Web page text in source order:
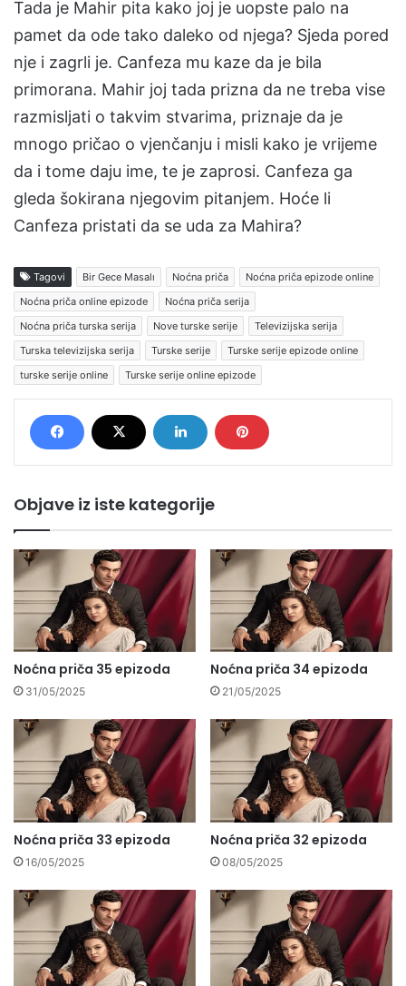
Tada je Mahir pita kako joj je uopste palo na
pamet da ode tako daleko od njega? Sjeda pored
nje i zagrli je. Canfeza mu kaze da je bila
primorana. Mahir joj tada prizna da ne treba vise
razmisljati o takvim stvarima, priznaje da je
mnogo pričao o vjenčanju i misli kako je vrijeme
da i tome daju ime, te je zaprosi. Canfeza ga
gleda šokirana njegovim pitanjem. Hoće li
Canfeza pristati da se uda za Mahira?
Tagovi Bir Gece Masalı Noćna priča
Noćna priča epizode online
Noćna priča online epizode
Noćna priča serija
Noćna priča turska serija
Nove turske serije
Televizijska serija
Turska televizijska serija
Turske serije
Turske serije epizode online
turske serije online
Turske serije online epizode
Objave iz iste kategorije
Noćna priča 35 epizoda
31/05/2025
Noćna priča 34 epizoda
21/05/2025
Noćna priča 33 epizoda
16/05/2025
Noćna priča 32 epizoda
08/05/2025